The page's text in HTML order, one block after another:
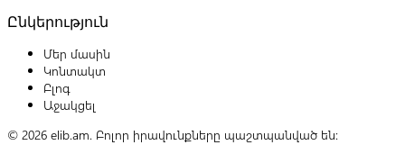
Ընկերություն
Մեր մասին
Կոնտակտ
Բլոգ
Աջակցել
© 2026 elib.am. Բոլոր իրավունքները պաշտպանված են: